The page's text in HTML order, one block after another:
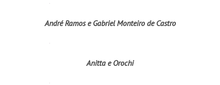
André Ramos e Gabriel Monteiro de Castro
Anitta e Orochi